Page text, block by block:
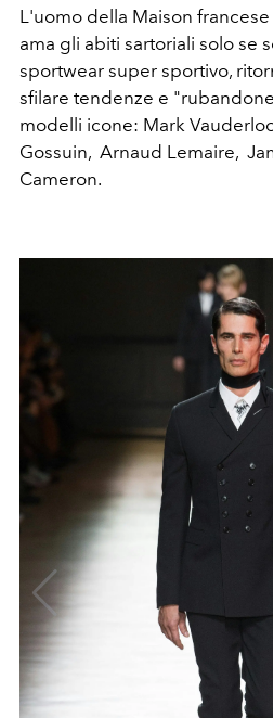
L'uomo della Maison
ama gli abiti sartoriali solo se
sportwear super sportivo,
sfilare tendenze e
modelli icone: Mark
Gossuin, Arnaud Lemaire,
Cameron.